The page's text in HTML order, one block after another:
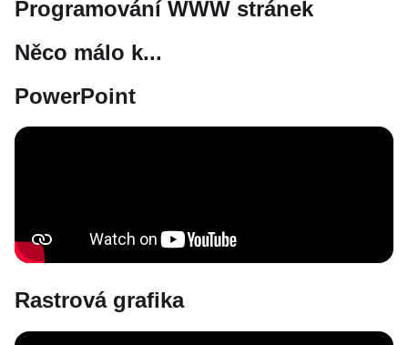
Programování WWW stránek
Něco málo k...
PowerPoint
Rastrová grafika